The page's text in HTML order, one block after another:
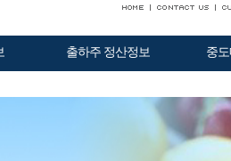
출하주 정산정보 중